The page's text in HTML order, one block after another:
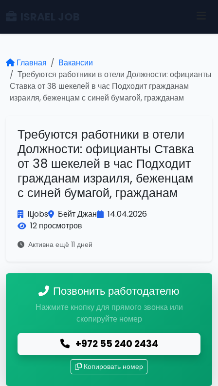
Главная
Вакансии
Требуются работники в отели Должности: официанты
Ставка от 38 шекелей в час Подходит гражданам
израиля, беженцам с синей бумагой, гражданам
Требуются работники в отели
Должности: официанты Ставка
от 38 шекелей в час Подходит
гражданам израиля, беженцам
с синей бумагой, гражданам
ILjobs Бейт Джан
14.04.2026
12 просмотров
Активна ещё 11 дней
Позвонить работодателю
Нажмите кнопку для прямого звонка или
скопируйте номер
+972 55 240 2434
Копировать номер